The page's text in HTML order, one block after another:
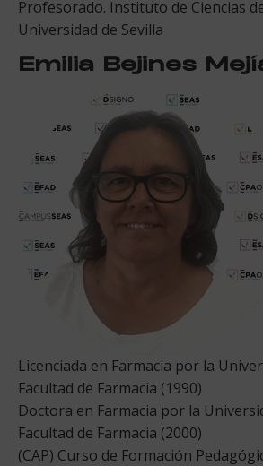
Profesorado. Instituto de Ciencias
Universidad de Sevilla
Emilia Bejines
Licenciada en Farmacia por la
Facultad de Farmacia (1990)
Doctora en Farmacia por la
Facultad de Farmacia (2000)
(CAP) Curso de Formación